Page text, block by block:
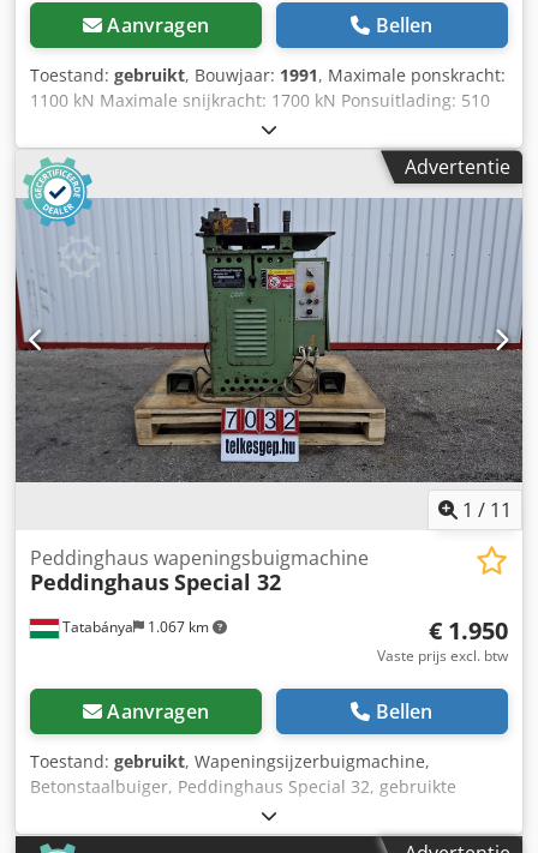
Aanvragen Bellen
Toestand: gebruikt, Bouwjaar: 1991, Maximale ponskracht:
1100 kN Maximale snijkracht: 1700 kN Ponsuitlading: 510
mm Pons 31 mm in 25 mm platstaal: 500 x 22 mm
Hydraulische neerhouder voor het platstaalmes Vierkante
uitsnijder Gewicht: ca. 5000 kg Dedpfxef Nwn Us Aiqock
Zeer goede staat
Advertentie
1 / 11
Tatabánya 1.067 km
Peddinghaus wapeningsbuigmachine
PeddinghausSpecial 32
€ 1.950
Vaste prijs excl. btw
Aanvragen Bellen
Toestand: gebruikt, Wapeningsijzerbuigmachine,
Betonstaalbuiger, Peddinghaus Special 32, gebruikte
machine Fabrikant: Peddinghaus Type: Special 32 Totale
afmetingen: Breedte: 660 mm Diepte: 850 mm Hoogte: 830